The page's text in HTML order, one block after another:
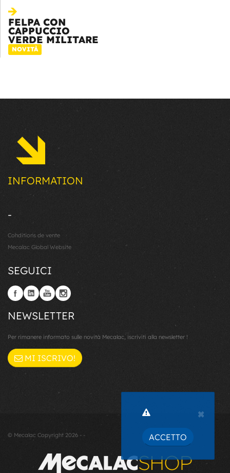
FELPA CON
CAPPUCCIO
VERDE MILITARE
NOVITÀ
INFORMATION
-
Conditions de vente
Mecalac Global Website
SEGUICI
NEWSLETTER
Per rimanere informato sulle novità Mecalac, iscriviti alla newsletter !
MI ISCRIVO!
© Mecalac Copyright 2026 - -
×
ACCETTO